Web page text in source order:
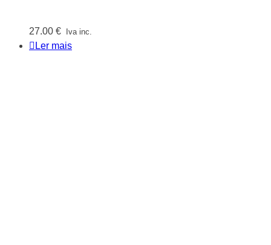
27.00 € Iva inc.
Ler mais